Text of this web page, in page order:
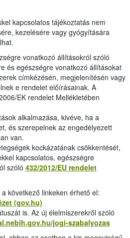
kapcsolatos tájékoztatás nem
kezelésére vagy gyógyítására
vonatkozó állításokról szóló
és egészségre vonatkozó állításokat
címkézésén, megjelenítésén vagy
e rendelet előírásainak. A
EK rendelet Mellékletében
alkalmazása, kivéve, ha a
és szerepelnek az engedélyezett
van.
kockázatának csökkentését,
kapcsolatos, egészségre
szóló 432/2012/EU rendelet
következő linkeken érhető el:
(gov.hu)
is. Az új élelmiszerekről szóló
jogi-szabalyozas